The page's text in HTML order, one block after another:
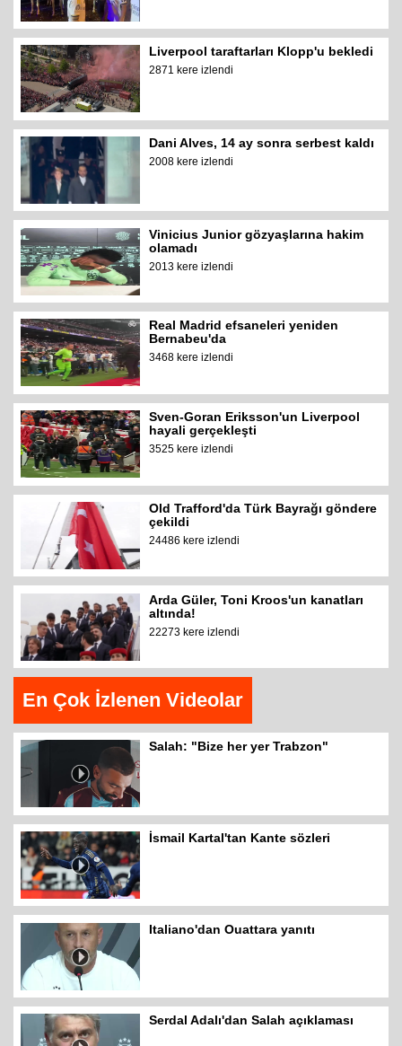
Liverpool taraftarları Klopp'u bekledi
2871 kere izlendi
Dani Alves, 14 ay sonra serbest kaldı
2008 kere izlendi
Vinicius Junior gözyaşlarına hakim
olamadı
2013 kere izlendi
Real Madrid efsaneleri yeniden
Bernabeu'da
3468 kere izlendi
Sven-Goran Eriksson'un Liverpool
hayali gerçekleşti
3525 kere izlendi
Old Trafford'da Türk Bayrağı göndere
çekildi
24486 kere izlendi
Arda Güler, Toni Kroos'un kanatları
altında!
22273 kere izlendi
En Çok İzlenen Videolar
Salah: "Bize her yer Trabzon"
İsmail Kartal'tan Kante sözleri
Italiano'dan Ouattara yanıtı
Serdal Adalı'dan Salah açıklaması